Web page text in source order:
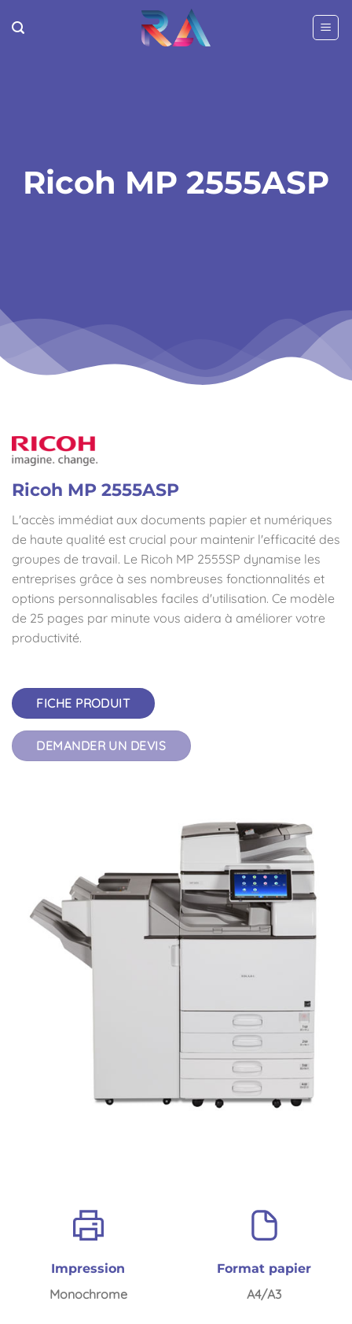
au
Ricoh MP 2555ASP
Ricoh MP 2555ASP
L'accès immédiat aux documents papier et numériques
de haute qualité est crucial pour maintenir l'efficacité des
groupes de travail. Le Ricoh MP 2555SP dynamise les
entreprises grâce à ses nombreuses fonctionnalités et
options personnalisables faciles d'utilisation. Ce modèle
de 25 pages par minute vous aidera à améliorer votre
productivité.
FICHE PRODUIT
DEMANDER UN DEVIS
Impression
Monochrome
Format papier
A4/A3